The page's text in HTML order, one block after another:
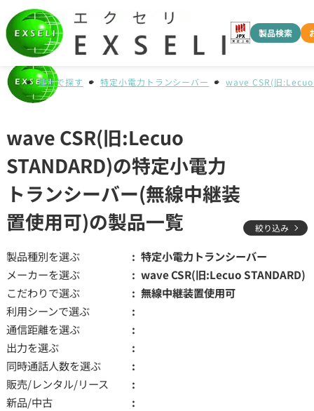
製品検索
種別で探す 特定小電力トランシーバー wave CSR(旧:Lecuo
wave CSR(旧:Lecuo
STANDARD)の特定小電力
トランシーバー(無線中継装
置使用可)の製品一覧
絞り込み
製品種別を選ぶ
特定小電力トランシーバー
メーカーを選ぶ
wave CSR(旧:Lecuo STANDARD)
こだわりで選ぶ
無線中継装置使用可
利用シーンで選ぶ
通信距離を選ぶ
出力を選ぶ
同時通話人数を選ぶ
販売/レンタル/リース
新品/中古